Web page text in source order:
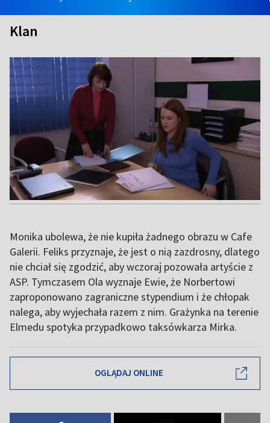
Klan
Monika ubolewa, że nie kupiła żadnego obrazu w Cafe
Galerii. Feliks przyznaje, że jest o nią zazdrosny, dlatego
nie chciał się zgodzić, aby wczoraj pozowała artyście z
ASP. Tymczasem Ola wyznaje Ewie, że Norbertowi
zaproponowano zagraniczne stypendium i że chłopak
nalega, aby wyjechała razem z nim. Grażynka na terenie
Elmedu spotyka przypadkowo taksówkarza Mirka.
OGLĄDAJ ONLINE